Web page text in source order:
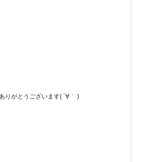
りがとうございます( ´∀｀ )